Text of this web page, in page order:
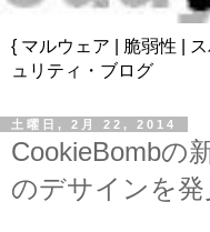
{ マルウェア | 脆弱性 |
ュリティ・ブログ
土曜日, 2月 22, 2014
CookieBombの
のデサインを発